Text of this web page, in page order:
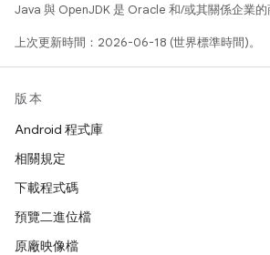
Java 與 OpenJDK 是 Oracle 和/或其關係企業的
上次更新時間：2026-06-18 (世界標準時間)。
版本
Android 程式庫
相關規定
下載程式碼
預覽二進位檔
原廠映像檔